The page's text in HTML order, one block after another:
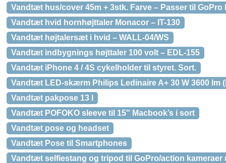
Vandtæt hus/cover 45m + 3stk. Farve – Passer til GoPro
Vandtæt hvid hornhøjttaler Monacor – IT-130
Vandtæt højtalersæt i hvid – WALL-04/WS
Vandtæt indbygnings højttaler 100 volt – EDL-155
Vandtæt iPhone 4 / 4S cykelholder til styret. Sort.
Vandtæt LED-skærm Philips Ledinaire A+ 30 W 3600 lm
Vandtæt pakpose 13 l
Vandtæt POFOKO sleeve til 15″ Macbook’s i sort
Vandtæt pose og headset
Vandtæt Pose til Smartphones
Vandtæt selfiestang og tripod til GoPro/action kameraer